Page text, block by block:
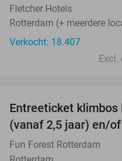
Fletcher Hotels
Rotterdam (+ meerdere
Verkocht: 18.407
Excl.
Entreeticket klimbos
(vanaf 2,5 jaar) en/
Fun Forest Rotterdam